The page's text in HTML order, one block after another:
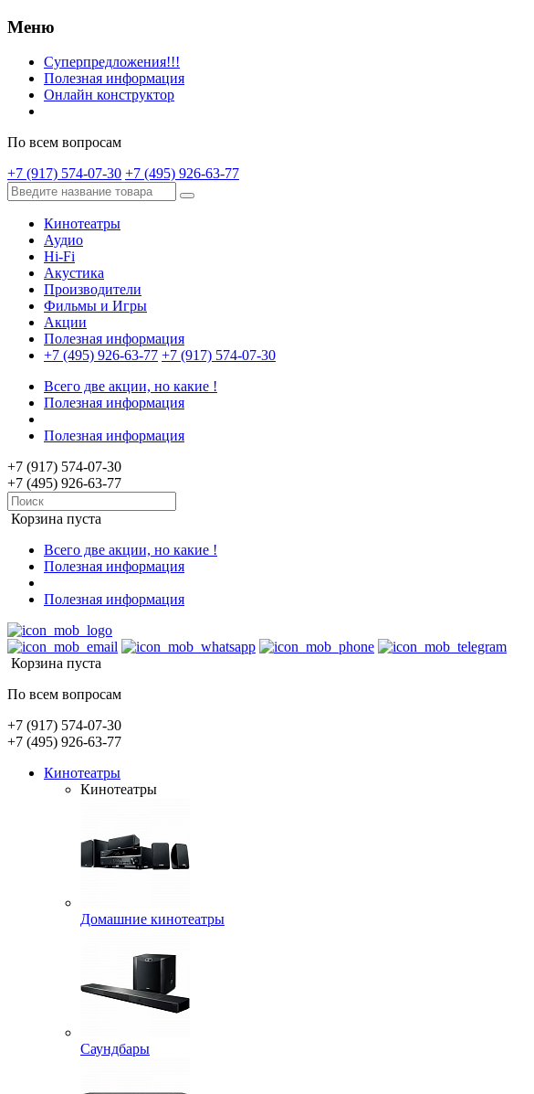
Меню
Суперпредложения!!!
Полезная информация
Онлайн конструктор
По всем вопросам
+7 (917) 574-07-30 +7 (495) 926-63-77
Кинотеатры
Аудио
Hi-Fi
Акустика
Производители
Фильмы и Игры
Акции
Полезная информация
+7 (495) 926-63-77 +7 (917) 574-07-30
Всего две акции, но какие !
Полезная информация
Полезная информация
+7 (917) 574-07-30
+7 (495) 926-63-77
Корзина пуста
Всего две акции, но какие !
Полезная информация
Полезная информация
Корзина пуста
По всем вопросам
+7 (917) 574-07-30
+7 (495) 926-63-77
Кинотеатры
Кинотеатры
Домашние кинотеатры
Саундбары